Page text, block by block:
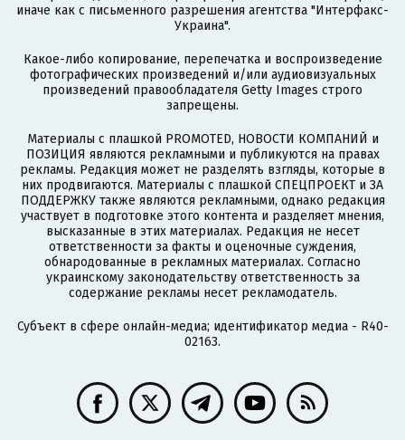
иначе как с письменного разрешения агентства "Интерфакс-
Украина".
Какое-либо копирование, перепечатка и воспроизведение
фотографических произведений и/или аудиовизуальных
произведений правообладателя Getty Images строго
запрещены.
Материалы с плашкой PROMOTED, НОВОСТИ КОМПАНИЙ и
ПОЗИЦИЯ являются рекламными и публикуются на правах
рекламы. Редакция может не разделять взгляды, которые в
них продвигаются. Материалы с плашкой СПЕЦПРОЕКТ и ЗА
ПОДДЕРЖКУ также являются рекламными, однако редакция
участвует в подготовке этого контента и разделяет мнения,
высказанные в этих материалах. Редакция не несет
ответственности за факты и оценочные суждения,
обнародованные в рекламных материалах. Согласно
украинскому законодательству ответственность за
содержание рекламы несет рекламодатель.
Субъект в сфере онлайн-медиа; идентификатор медиа - R40-
02163.